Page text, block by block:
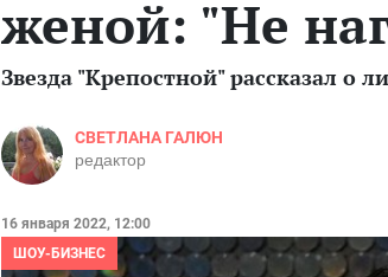
женой: "Не
Звезда "Крепостной" рассказал о
СВЕТЛАНА ГАЛЮН
редактор
16 января 2022, 12:00
ШОУ-БИЗНЕС